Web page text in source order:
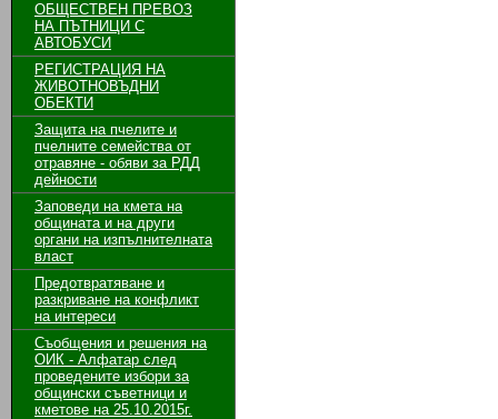
ОБЩЕСТВЕН ПРЕВОЗ
НА ПЪТНИЦИ С
АВТОБУСИ
РЕГИСТРАЦИЯ НА
ЖИВОТНОВЪДНИ
ОБЕКТИ
Защита на пчелите и
пчелните семейства от
отравяне - обяви за РДД
дейности
Заповеди на кмета на
общината и на други
органи на изпълнителната
власт
Предотвратяване и
разкриване на конфликт
на интереси
Съобщения и решения на
ОИК - Алфатар след
проведените избори за
общински съветници и
кметове на 25.10.2015г.